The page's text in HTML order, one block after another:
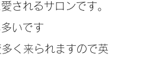
されるサロンです。
いです
く来られますので英